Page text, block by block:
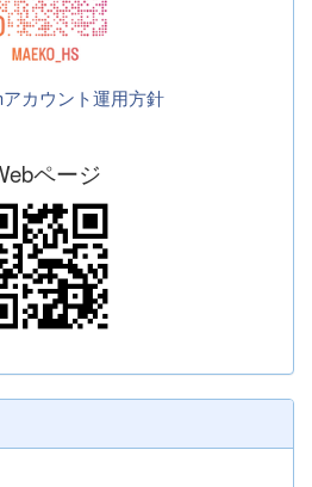
アカウント運用方針
ページ